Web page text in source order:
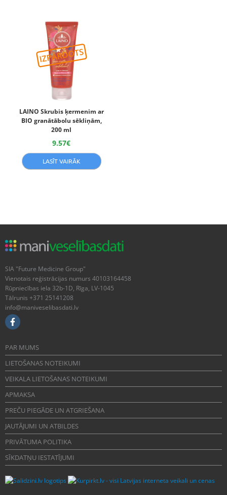
LAINO Skrubis ķermenim ar
BIO granātābolu sēkliņām,
200 ml
9.57€
LASĪT VAIRĀK
SIA "Future Medicine Group"
Vienotais reģistrācijas numurs 40103164458
Rūpniecības iela 32b-1D, Rīga, LV-1045
Tālrunis +371 25141208
info@maniveselibasdati.lv
PAR MUMS
LIETOŠANAS NOTEIKUMI
VEIKALA LIETOŠANAS NOTEIKUMI
APMAKSA
PREČU PIEGĀDE UN ATGRIEŠANA
JAUTĀJUMI UN ATBILDES
PRIVĀTUMA POLITIKA
SĪKDATŅU IESTATĪJUMI